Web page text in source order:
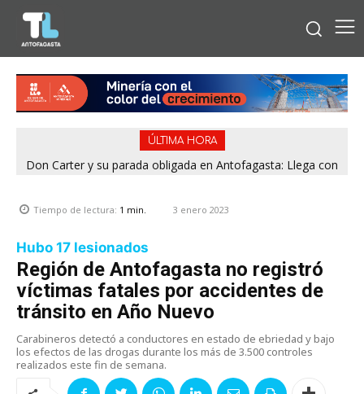
ÚLTIMA HORA
Don Carter y su parada obligada en Antofagasta: Llega con
Tiempo de lectura: 1 min. 3 enero 2023
Hubo 17 lesionados
Región de Antofagasta no registró
víctimas fatales por accidentes de
tránsito en Año Nuevo
Carabineros detectó a conductores en estado de ebriedad y bajo
los efectos de las drogas durante los más de 3.500 controles
realizados este fin de semana.